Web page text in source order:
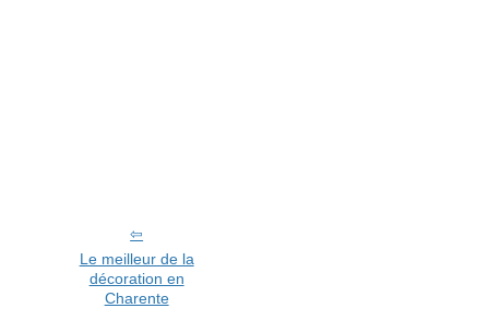
Le meilleur de la
décoration en
Charente